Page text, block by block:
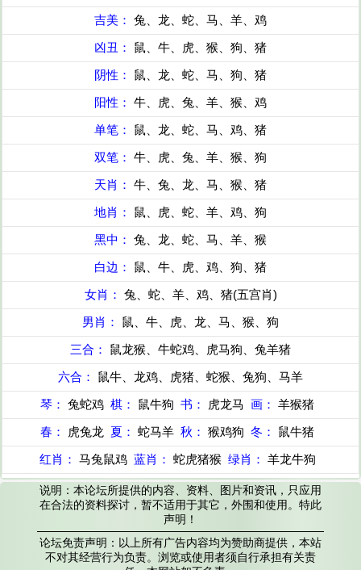
吉美： 兔、龙、蛇、马、羊、鸡
凶丑： 鼠、牛、虎、猴、狗、猪
阴性： 鼠、龙、蛇、马、狗、猪
阳性： 牛、虎、兔、羊、猴、鸡
单笔： 鼠、龙、蛇、马、鸡、猪
双笔： 牛、虎、兔、羊、猴、狗
天肖： 牛、兔、龙、马、猴、猪
地肖： 鼠、虎、蛇、羊、鸡、狗
黑中： 兔、龙、蛇、马、羊、猴
白边： 鼠、牛、虎、鸡、狗、猪
女肖： 兔、蛇、羊、鸡、猪(五宫肖)
男肖： 鼠、牛、虎、龙、马、猴、狗
三合： 鼠龙猴、牛蛇鸡、虎马狗、兔羊猪
六合： 鼠牛、龙鸡、虎猪、蛇猴、兔狗、马羊
琴： 兔蛇鸡 棋： 鼠牛狗 书： 虎龙马 画： 羊猴猪
春：
虎兔龙 夏： 蛇马羊 秋： 猴鸡狗 冬： 鼠牛猪
红肖： 马兔鼠鸡 蓝肖： 蛇虎猪猴 绿肖： 羊龙牛狗
说明：本论坛所提供的内容、资料、图片和资讯，只应用
在合法的资料探讨，暂不适用于其它，外围和使用。特此
声明！
论坛免责声明：以上所有广告内容均为赞助商提供，本站
不对其经营行为负责。浏览或使用者须自行承担有关责